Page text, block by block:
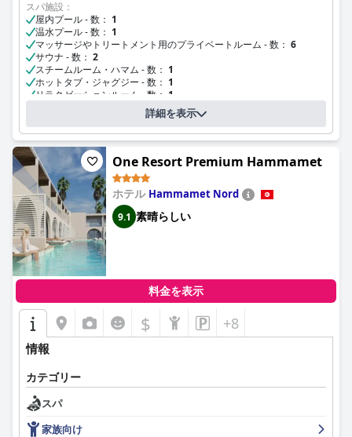
スパ施設：
屋内プール - 数： 1
温水プール - 数： 1
マッサージやトリートメント用のプライベートルーム - 数： 6
サウナ - 数： 2
スチームルーム・ハマム - 数： 1
ホットタブ・ジャグジー - 数： 1
リラクゼーションルーム - 数： 1
douche sous affusion - 数：1
スパ施設の営業時間：
詳細を表示
One Resort Premium Hammamet
ホテル Hammamet Nord
9.1 素晴らしい
料金を表示
$ +8
情報
カテゴリー
スパ
家族向け